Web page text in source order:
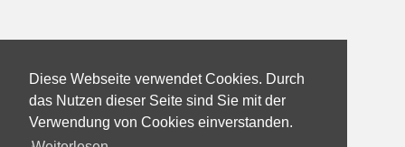
Diese Webseite verwendet Cookies. Durch
das Nutzen dieser Seite sind Sie mit der
Verwendung von Cookies einverstanden.